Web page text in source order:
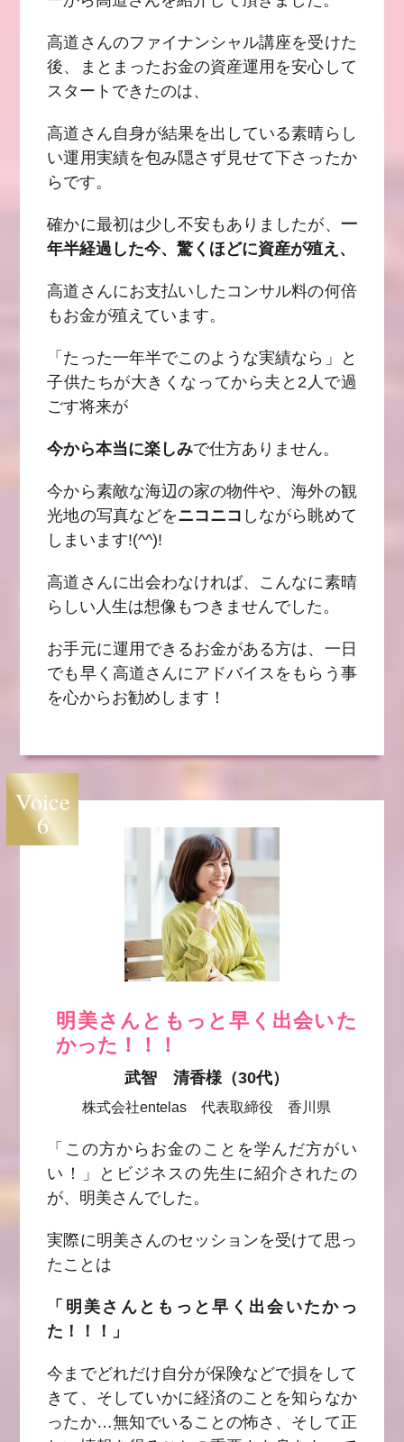
高道さんのファイナンシャル講座を受けた
後、まとまったお金の資産運用を安心して
スタートできたのは、
高道さん自身が結果を出している素晴らし
い運用実績を包み隠さず見せて下さったか
らです。
確かに最初は少し不安もありましたが、 一
年半経過した今、驚くほどに資産が殖え、
高道さんにお支払いしたコンサル料の何倍
もお金が殖えています。
「たった一年半でこのような実績なら」と
子供たちが大きくなってから夫と2人で過
ごす将来が
今から本当に楽しみで仕方ありません。
今から素敵な海辺の家の物件や、海外の観
光地の写真などをニコニコ しながら眺めて
しまいます!(^^)!
高道さんに出会わなければ、こんなに素晴
らしい人生は想像もつきませんでした。
お手元に運用できるお金がある方は、一日
でも早く高道さんにアドバイスをもらう事
を心からお勧めします！
Voice
6
明美さんともっと早く出会いた
かった！！！
武智 清香様（30代）
株式会社entelas 代表取締役 香川県
「この方からお金のことを学んだ方がい
い！」とビジネスの先生に紹介されたの
が、明美さんでした。
実際に明美さんのセッションを受けて思っ
たことは
「明美さんともっと早く出会いたかっ
た！！！」
今までどれだけ自分が保険などで損をして
きて、そしていかに経済のことを知らなか
ったか…無知でいることの怖さ、そして正